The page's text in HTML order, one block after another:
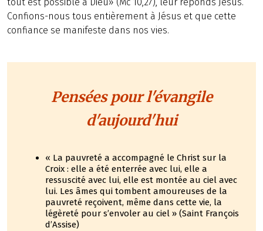
Confions-nous tous entièrement à Jésus et que cette
confiance se manifeste dans nos vies.
Pensées pour l'évangile
d'aujourd'hui
« La pauvreté a accompagné le Christ sur la
Croix : elle a été enterrée avec lui, elle a
ressuscité avec lui, elle est montée au ciel avec
lui. Les âmes qui tombent amoureuses de la
pauvreté reçoivent, même dans cette vie, la
légèreté pour s’envoler au ciel » (Saint François
d’Assise)